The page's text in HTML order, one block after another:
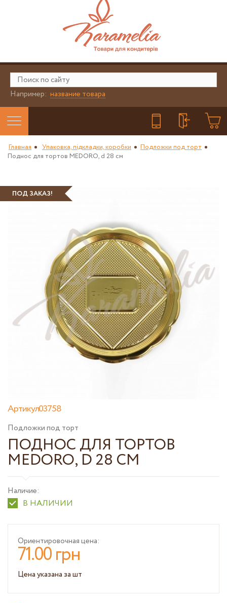
Например: название товара
Главная Упаковка, підкладки, коробки
Подложки под торт
Поднос для тортов MEDORO, d 28 см
ПОД ЗАКАЗ!
Артикул03758
Подложки под торт
ПОДНОС ДЛЯ ТОРТОВ
MEDORO, D 28 СМ
Наличие:
В НАЛИЧИИ
Ориентировочная цена:
71.00 грн
Цена указана за шт